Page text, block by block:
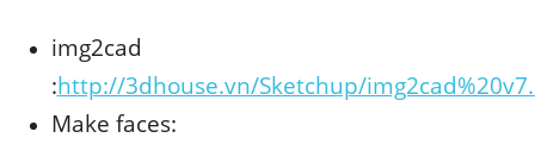
img2cad
:http://3dhouse.vn/Sketchup/
Make faces: